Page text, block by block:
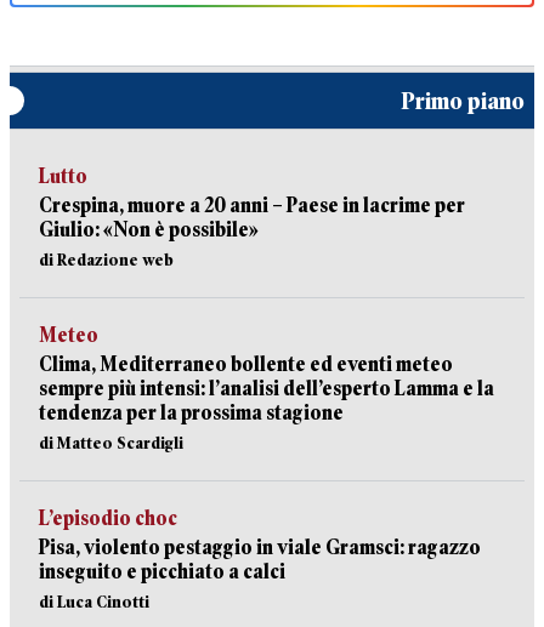
Primo piano
Lutto
Crespina, muore a 20 anni – Paese in lacrime per
Giulio: «Non è possibile»
di Redazione web
Meteo
Clima, Mediterraneo bollente ed eventi meteo
sempre più intensi: l’analisi dell’esperto Lamma e la
tendenza per la prossima stagione
di Matteo Scardigli
L’episodio choc
Pisa, violento pestaggio in viale Gramsci: ragazzo
inseguito e picchiato a calci
di Luca Cinotti